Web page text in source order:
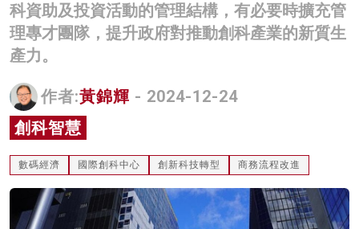
科技
影片
名家榜
灼見活動
科資助及投資活動的管理結構，有必要時擴充管
理專才團隊，提升政府對推動創科產業的新質生
產力。
作者:黃錦輝 - 2024-12-24
創科智慧
數碼經濟 國際創科中心 創新科技轉型 商務流程改進